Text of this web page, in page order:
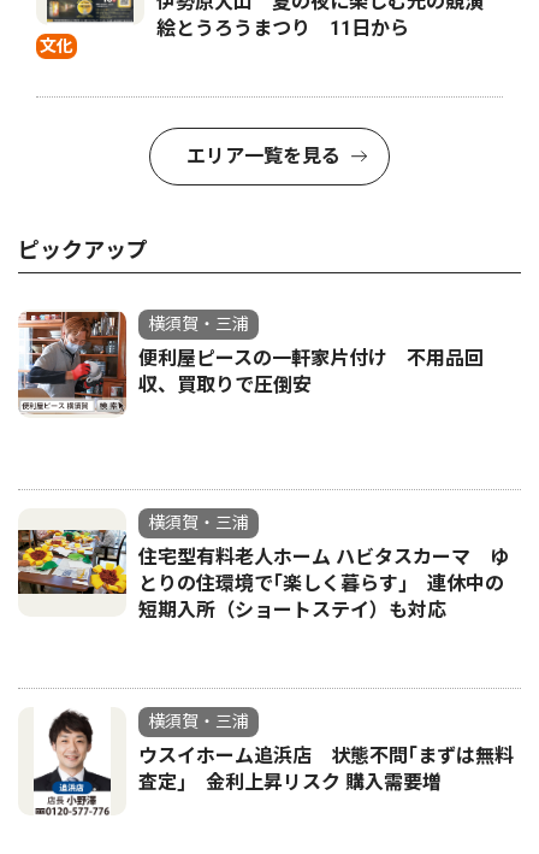
文化
絵とうろうまつり 11日から
エリア一覧を見る
ピックアップ
横須賀・三浦
便利屋ピースの一軒家片付け 不用品回
収、買取りで圧倒安
横須賀・三浦
住宅型有料老人ホーム ハビタスカーマ ゆ
とりの住環境で｢楽しく暮らす｣ 連休中の
短期入所（ショートステイ）も対応
横須賀・三浦
ウスイホーム追浜店 状態不問｢まずは無料
査定｣ 金利上昇リスク 購入需要増